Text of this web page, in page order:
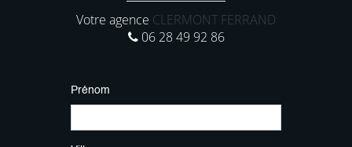
Votre agence CLERMONT FERRAND
06 28 49 92 86
Prénom